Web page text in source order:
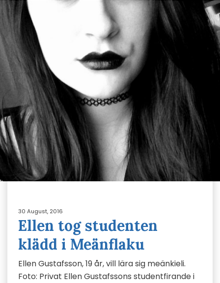
30 August, 2016
Ellen tog studenten
klädd i Meänflaku
Ellen Gustafsson, 19 år, vill lära sig meänkieli.
Foto: Privat Ellen Gustafssons studentfirande i